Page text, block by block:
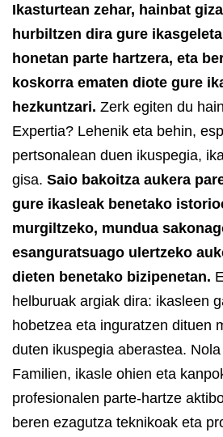
Ikasturtean zehar, hainbat
hurbiltzen dira gure
honetan parte hartzera, eta
koskorra ematen diote gure
hezkuntzari. Zerk egiten du
Expertia? Lehenik eta behin,
pertsonalean duen ikuspegia,
gisa. Saio bakoitza aukera
gure ikasleak benetako
murgiltzeko, mundua
esanguratsuago ulertzeko
dieten benetako bizipenetan.
helburuak argiak dira: ikasleen
hobetzea eta inguratzen dituen
duten ikuspegia aberastea.
Familien, ikasle ohien eta
profesionalen parte-hartze
beren ezagutza teknikoak eta